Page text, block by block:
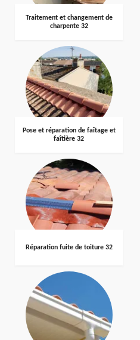
Traitement et changement de
charpente 32
Pose et réparation de faîtage et
faîtière 32
Réparation fuite de toiture 32